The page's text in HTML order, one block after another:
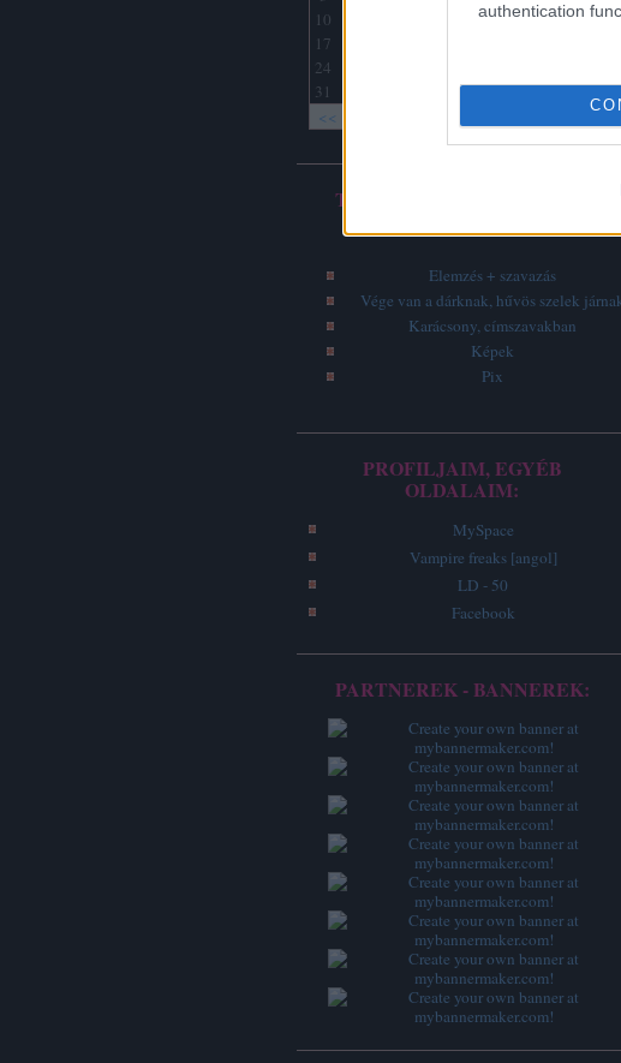
authentication
<<
10
16
17
24
31
TOP 5 - LEGOLVASOTTABB
Elemzés + szavazás
Vége van a dárknak, hűvös szelek
Karácsony, címszavakban
Képek
Pix
PROFILJAIM, EGYÉB
OLDALAIM:
MySpace
Vampire freaks [angol]
LD - 50
Facebook
PARTNEREK - BANNEREK: